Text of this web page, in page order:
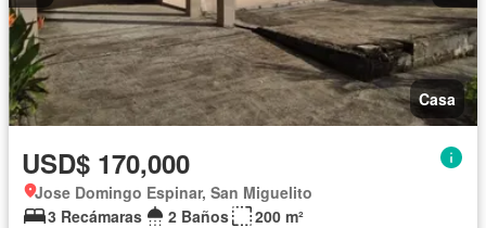
Casa
USD$ 170,000
Jose Domingo Espinar, San Miguelito
3 Recámaras
2 Baños
200 m²